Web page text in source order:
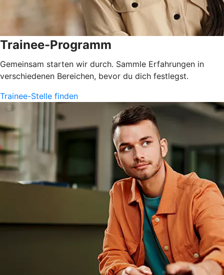
Trainee-Programm
Gemeinsam starten wir durch. Sammle Erfahrungen in
verschiedenen Bereichen, bevor du dich festlegst.
Trainee-Stelle finden